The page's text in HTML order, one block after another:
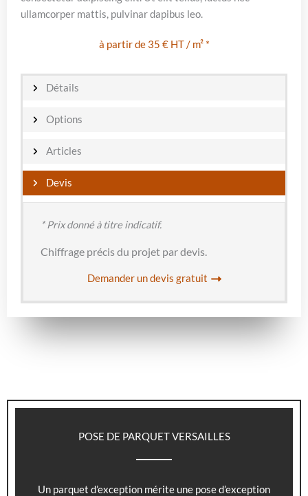
ullamcorper mattis, pulvinar dapibus leo.
à partir de 35 € HT / m² *
Détails
Options
Articles
Devis
* Prix donné à titre indicatif.
Chiffrage précis du projet par devis.
Demander un devis gratuit
POSE DE PARQUET VERSAILLES
Un parquet d’exception mérite une pose d’exception